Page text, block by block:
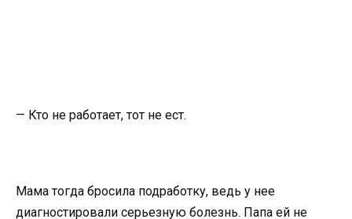
— Кто не работает, тот не ест.
Мама тогда бросила подработку, ведь у нее
диагностировали серьезную болезнь. Папа ей не